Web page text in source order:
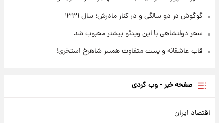
گوگوش در دو سالگی و در کنار مادرش؛ سال ۱۳۳۱
سحر دولتشاهی با این ویدئو بیشتر محبوب شد
قاب عاشقانه و پست متفاوت همسر شاهرخ استخری!
صفحه خبر - وب گردی
اقتصاد ایران